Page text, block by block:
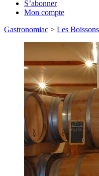
S’abonner
Mon compte
Gastronomiac > Les